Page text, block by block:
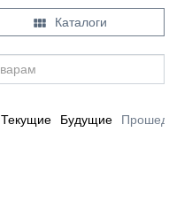
 Каталоги
Текущие Будущие